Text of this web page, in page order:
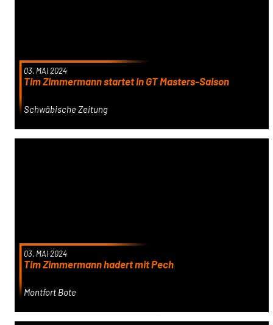
03. MAI 2024
Tim Zimmermann startet in GT Masters-Saison
Schwäbische Zeitung
03. MAI 2024
Tim Zimmermann hadert mit Pech
Montfort Bote